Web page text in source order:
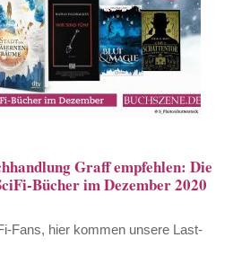
Graff empfehlen: Die
Bücher im Dezember 2020
Fans, hier kommen unsere Last-